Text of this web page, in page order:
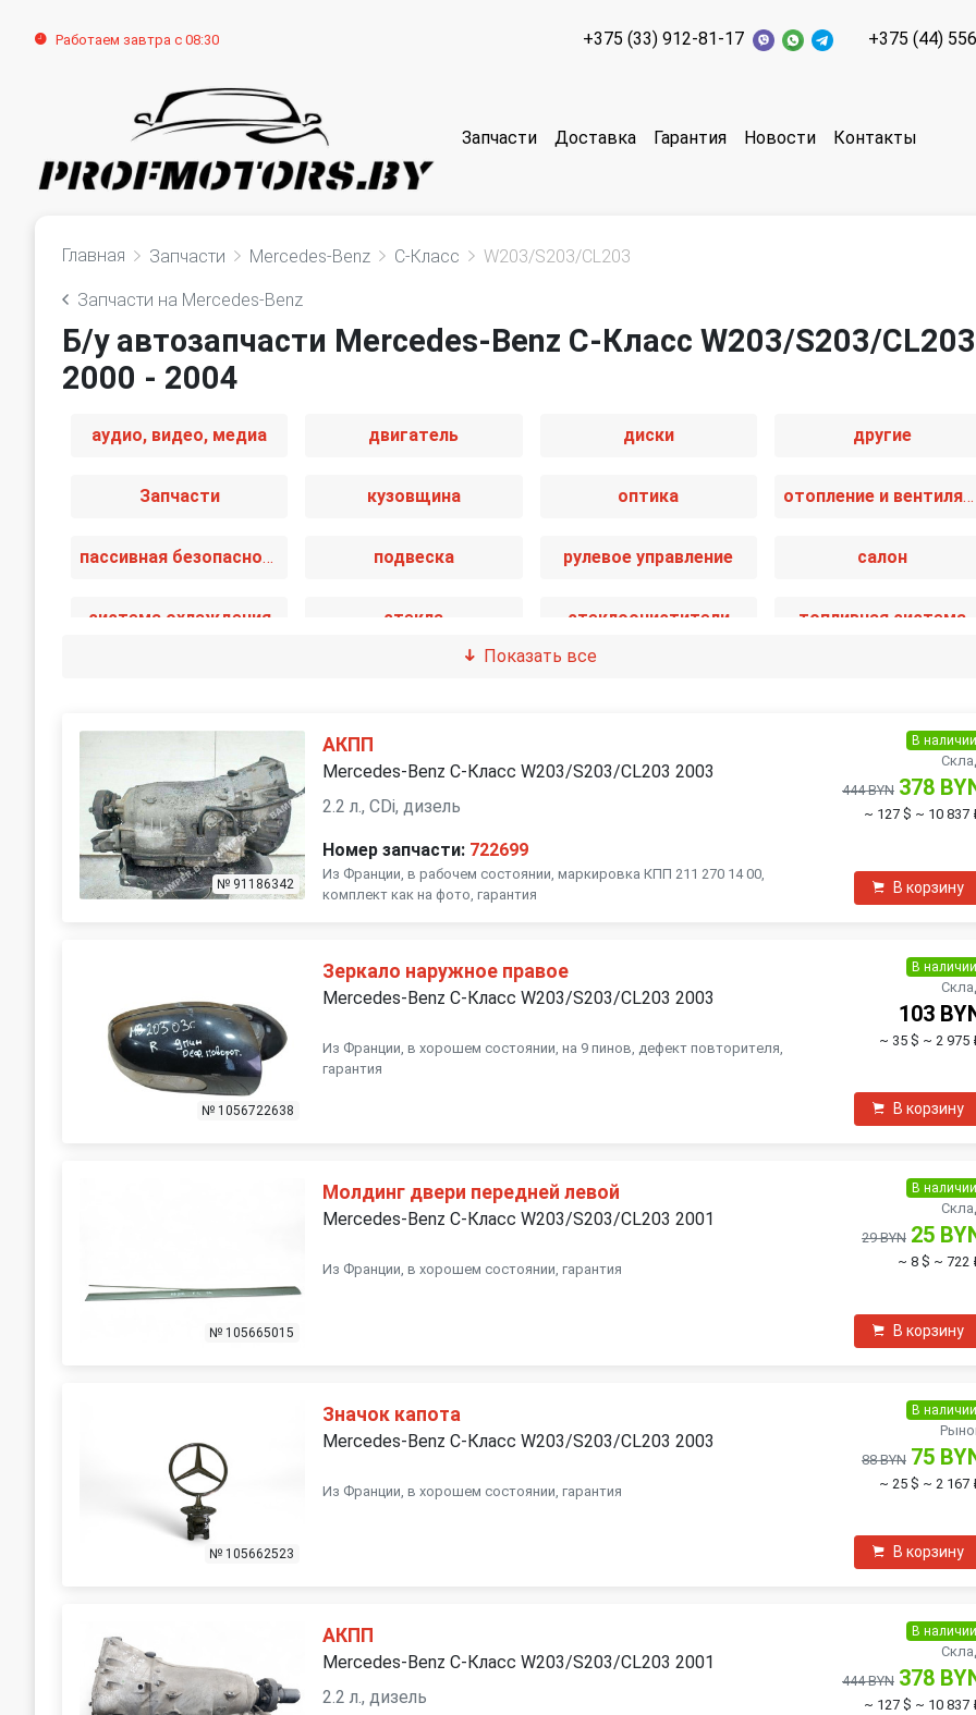
Работаем завтра с 08:30 +375 (33) 912-81-17 +375 (44)
Запчасти Доставка Гарантия Новости Контакты
Главная Запчасти Mercedes-Benz C-Класс W203/S203/CL203
Запчасти на Mercedes-Benz
Б/у автозапчасти Mercedes-Benz C-Класс W203/S203/CL203
2000 - 2004
аудио, видео, медиа двигатель диски другие
Запчасти кузовщина оптика отопление и вентиляция
пассивная безопасность подвеска рулевое управление салон
система охлаждения стекла стеклоочистители топливная система
Показать все
№ 91186342
АКПП
Mercedes-Benz C-Класс W203/S203/CL203 2003
2.2 л., CDi, дизель
Номер запчасти: 722699
Из Франции, в рабочем состоянии, маркировка КПП 211 270 14 00,
комплект как на фото, гарантия
В наличии
444 BYN 378
~ 127 $ ~ 10 837
В корзину
№ 1056722638
Зеркало наружное правое
Mercedes-Benz C-Класс W203/S203/CL203 2003
Из Франции, в хорошем состоянии, на 9 пинов, дефект повторителя,
гарантия
В наличии
103
~ 35 $ ~ 2 975
В корзину
№ 105665015
Молдинг двери передней левой
Mercedes-Benz C-Класс W203/S203/CL203 2001
Из Франции, в хорошем состоянии, гарантия
В наличии
29 BYN 25
~ 8 $ ~ 722
В корзину
№ 105662523
Значок капота
Mercedes-Benz C-Класс W203/S203/CL203 2003
Из Франции, в хорошем состоянии, гарантия
В наличии
88 BYN 75
~ 25 $ ~ 2 167
В корзину
АКПП
Mercedes-Benz C-Класс W203/S203/CL203 2001
2.2 л., дизель
В наличии
444 BYN 378
~ 127 $ ~ 10 837